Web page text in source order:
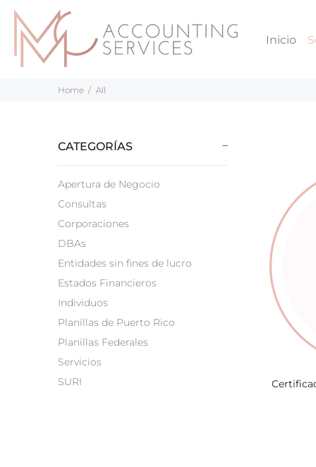
Inicio
Home All
CATEGORÍAS
Apertura de Negocio
Consultas
Corporaciones
DBAs
Entidades sin fines de lucro
Estados Financieros
Individuos
Planillas de Puerto Rico
Planillas Federales
Servicios
SURI